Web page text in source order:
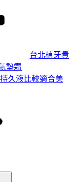
台北植牙貴
墊霜
久液比較適合美